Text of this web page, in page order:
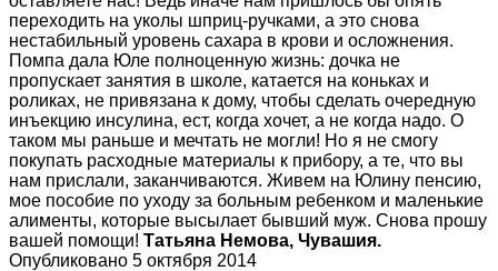
переходить на уколы шприц-ручками, а это снова
нестабильный уровень сахара в крови и осложнения.
Помпа дала Юле полноценную жизнь: дочка не
пропускает занятия в школе, катается на коньках и
роликах, не привязана к дому, чтобы сделать очередную
инъекцию инсулина, ест, когда хочет, а не когда надо. О
таком мы раньше и мечтать не могли! Но я не смогу
покупать расходные материалы к прибору, а те, что вы
нам прислали, заканчиваются. Живем на Юлину пенсию,
мое пособие по уходу за больным ребенком и маленькие
алименты, которые высылает бывший муж. Снова прошу
вашей помощи! Татьяна Немова, Чувашия.
Опубликовано 5 октября 2014